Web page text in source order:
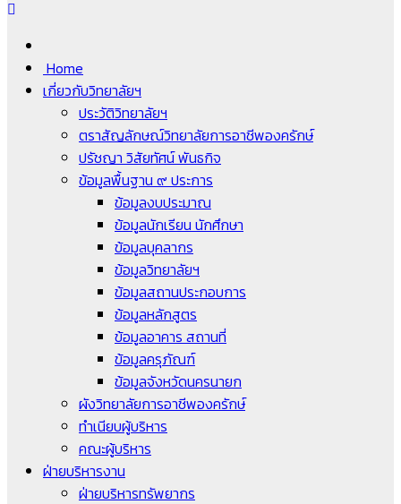
Home
เกี่ยวกับวิทยาลัยฯ
ประวัติวิทยาลัยฯ
ตราสัญลักษณ์วิทยาลัยการอาชีพองครักษ์
ปรัชญา วิสัยทัศน์ พันธกิจ
ข้อมูลพื้นฐาน ๙ ประการ
ข้อมูลงบประมาณ
ข้อมูลนักเรียน นักศึกษา
ข้อมูลบุคลากร
ข้อมูลวิทยาลัยฯ
ข้อมูลสถานประกอบการ
ข้อมูลหลักสูตร
ข้อมูลอาคาร สถานที่
ข้อมูลครุภัณฑ์
ข้อมูลจังหวัดนครนายก
ผังวิทยาลัยการอาชีพองครักษ์
ทำเนียบผู้บริหาร
คณะผู้บริหาร
ฝ่ายบริหารงาน
ฝ่ายบริหารทรัพยากร